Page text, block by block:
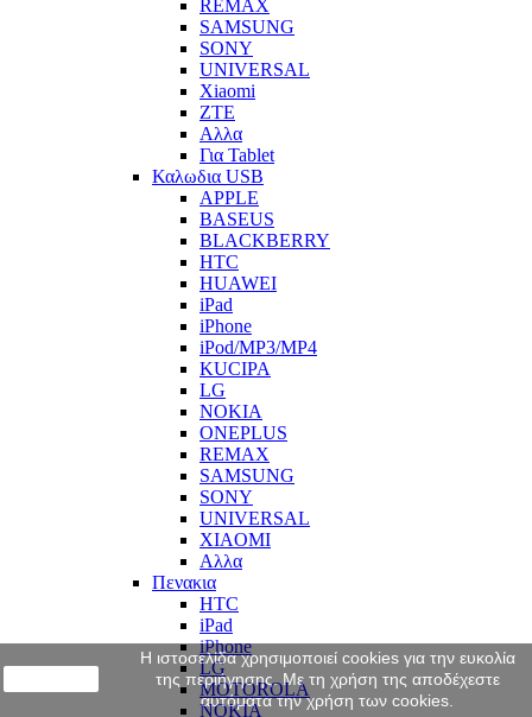
REMAX
SAMSUNG
SONY
UNIVERSAL
Xiaomi
ZTE
Αλλα
Για Tablet
Καλωδια USB
APPLE
BASEUS
BLACKBERRY
HTC
HUAWEI
iPad
iPhone
iPod/MP3/MP4
KUCIPA
LG
NOKIA
ONEPLUS
REMAX
SAMSUNG
SONY
UNIVERSAL
XIAOMI
Αλλα
Πενακια
HTC
iPad
iPhone
LG
MOTOROLA
NOKIA
Η ιστοσελίδα χρησιμοποιεί cookies για την ευκολία
της περιήγησης. Με τη χρήση της αποδέχεστε
αυτόματα την χρήση των cookies.